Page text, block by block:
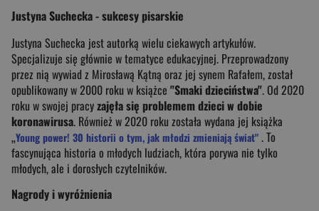
Justyna Suchecka - sukcesy pisarskie
Justyna Suchecka jest autorką wielu ciekawych artykułów.
Specjalizuje się głównie w tematyce edukacyjnej. Przeprowadzony
przez nią wywiad z Mirosławą Kątną oraz jej synem Rafałem, został
opublikowany w 2000 roku w książce "Smaki dzieciństwa". Od 2020
roku w swojej pracyzajęła się problemem dzieci w dobie
koronawirusa. Również w 2020 roku została wydana jej książka
„Young power! 30 historii o tym, jak młodzi zmieniają świat". To
fascynująca historia o młodych ludziach, która porywa nie tylko
młodych, ale i dorosłych czytelników.
Nagrody i wyróżnienia